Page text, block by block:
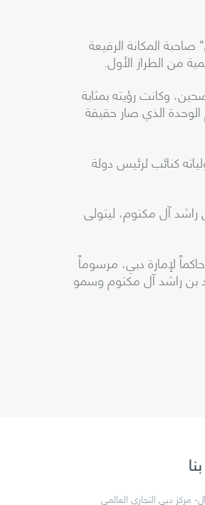
"بني ياس" صاحبة المكانة الرفيعة
من الطراز الأول.
1958 وحتى 1990، الإمارة بحنكة وبُعد نظر واضحين، وكانت رؤيته بمثابة
الذي صار حقيقة
مسؤولياته كنائب لرئيس دولة
راشد آل مكتوم، ليتولى
حاكماً لإمارة دبي، مرسوماً
بن راشد آل مكتوم وسمو
مركز دبي التجاري العالمي